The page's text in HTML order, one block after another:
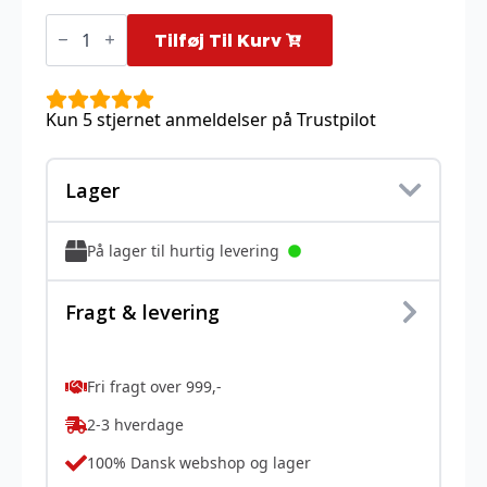
Team
Rocket's
-
128/182
(Holo)
antal
Tilføj Til Kurv
Kun 5 stjernet anmeldelser på Trustpilot
Lager
På lager til hurtig levering
Fragt & levering
Fri fragt over 999,-
2-3 hverdage
100% Dansk webshop og lager